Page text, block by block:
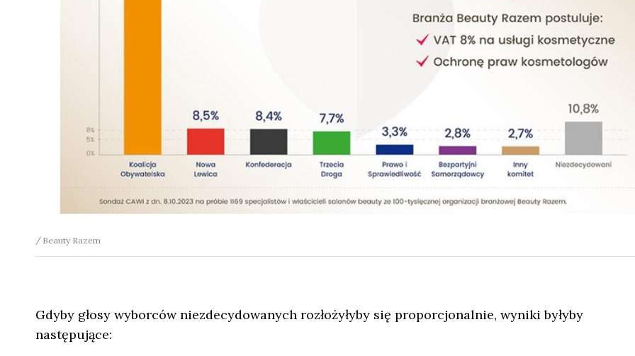
Beauty Razem
Gdyby głosy wyborców niezdecydowanych rozłożyłyby się proporcjonalnie, wyniki byłyby
następujące: